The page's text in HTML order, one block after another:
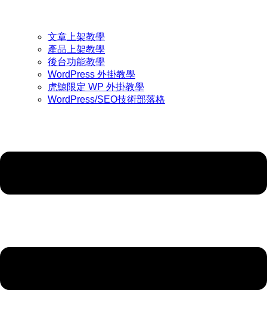
文章上架教學
產品上架教學
後台功能教學
WordPress 外掛教學
虎鯨限定 WP 外掛教學
WordPress/SEO技術部落格